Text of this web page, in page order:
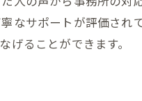
なサポートが評価され
ることができます。